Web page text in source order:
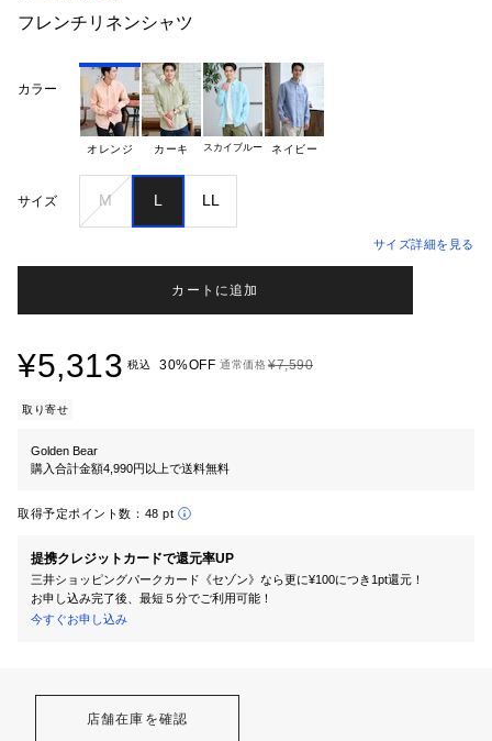
フレンチリネンシャツ
カラー
オレンジ カーキ スカイブルー ネイビー
サイズ M L LL
サイズ詳細を見る
カートに追加
¥5,313 税込 30%OFF 通常価格¥7,590
取り寄せ
Golden Bear
購入合計金額4,990円以上で送料無料
取得予定ポイント数： 48 pt
提携クレジットカードで還元率UP
三井ショッピングパークカード《セゾン》なら更に¥100につき1pt還元！
お申し込み完了後、最短５分でご利用可能！
今すぐお申し込み
店舗在庫を確認